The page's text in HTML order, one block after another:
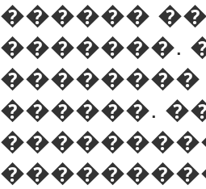
������
�������.
��������
������.